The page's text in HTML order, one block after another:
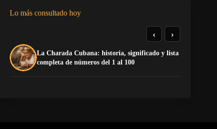
Lo más consultado hoy
La Charada Cubana: historia, significado y lista
completa de números del 1 al 100
‹ ›